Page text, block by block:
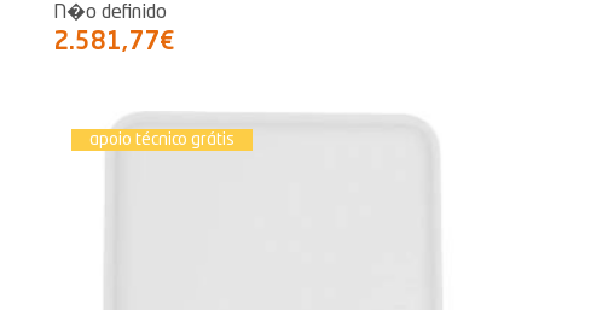
N�o definido
2.581,77€
apoio técnico grátis